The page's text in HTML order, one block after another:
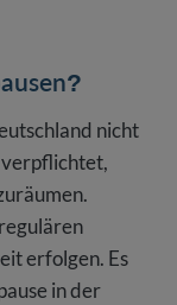
nicht
verpflichtet,
erfolgen. Es
in der